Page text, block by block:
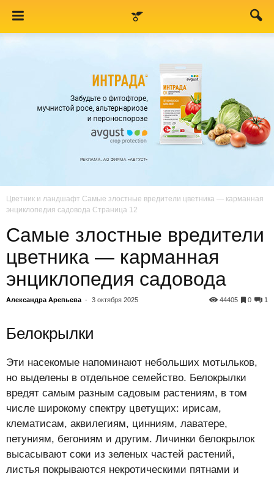
Цветник и ландшафт Самые злостные вредители цветника — карманная
энциклопедия садовода Страница 12
Самые злостные вредители
цветника — карманная
энциклопедия садовода
Александра Арепьева - 3 октября 2025 1
0
44405
Белокрылки
Эти насекомые напоминают небольших мотыльков,
но выделены в отдельное семейство. Белокрылки
вредят самым разным садовым растениям, в том
числе широкому спектру цветущих: ирисам,
клематисам, аквилегиям, цинниям, лаватере,
петуниям, бегониям и другим. Личинки белокрылок
высасывают соки из зеленых частей растений,
листья покрываются некротическими пятнами и